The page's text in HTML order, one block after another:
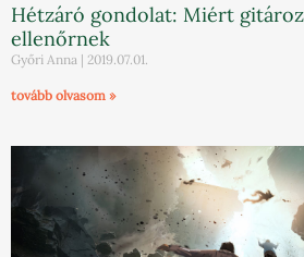
Hétzáró gondolat: Miért
ellenőrnek
Győri Anna 2019.07.01.
tovább olvasom »